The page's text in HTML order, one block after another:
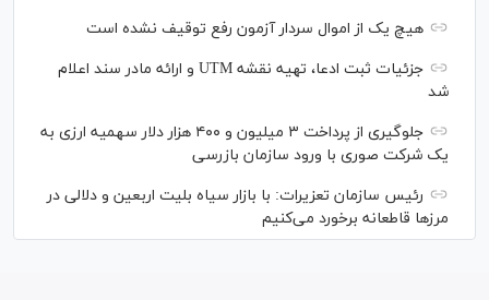
هیچ یک از اموال سردار آزمون رفع توقیف نشده است
جزئیات ثبت ادعا، تهیه نقشه UTM و ارائه مادر سند اعلام
شد
جلوگیری از پرداخت ۳ میلیون و ۴۰۰ هزار دلار سهمیه ارزی به
یک شرکت صوری با ورود سازمان بازرسی
رئیس سازمان تعزیرات: با بازار سیاه بلیت اربعین و دلالی در
مرز‌ها قاطعانه برخورد می‌کنیم